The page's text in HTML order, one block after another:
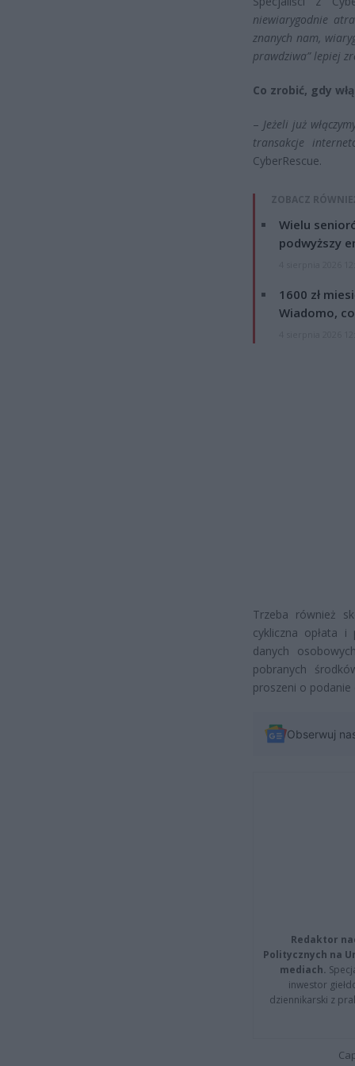
niewiarygodnie
znanych nam,
prawdziwa” lepiej
Co zrobić, gdy
– Jeżeli już
transakcje
CyberRescue.
ZOBACZ
Wielu
podwyższy
1600 zł
Wiadomo,
Trzeba również
cykliczna opłata
danych
pobranych
proszeni o podanie
Obserwuj
Redaktor
Politycznych na
mediach.
inwestor
dziennikarski z